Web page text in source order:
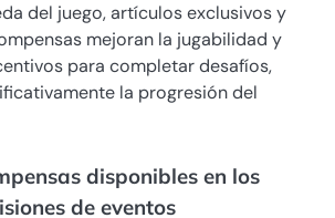
del juego, artículos exclusivos y
mejoran la jugabilidad y
para completar desafíos,
la progresión del
disponibles en los
de eventos